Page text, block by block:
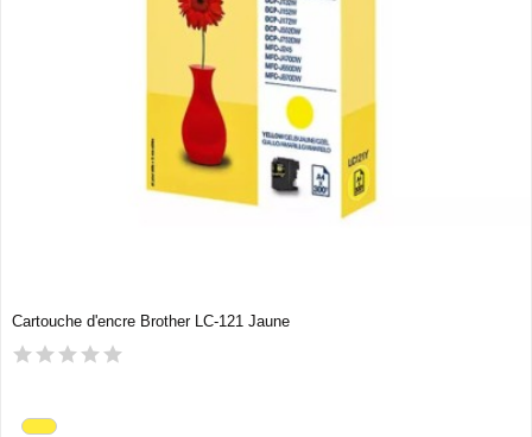
Cartouche d'encre Brother LC-121 Jaune